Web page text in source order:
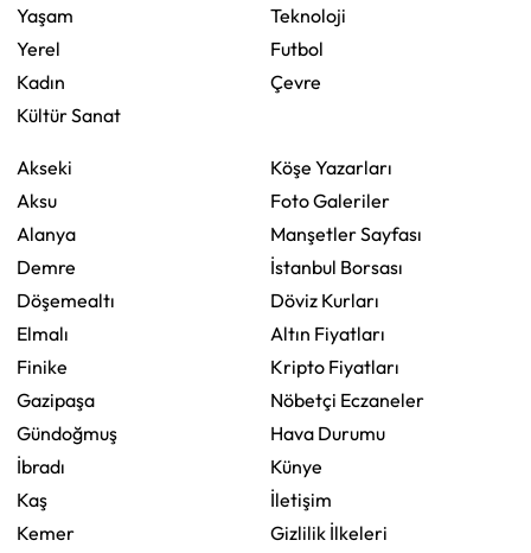
Yaşam
Yerel
Kadın
Kültür Sanat
Teknoloji
Futbol
Çevre
Akseki
Aksu
Alanya
Demre
Döşemealtı
Elmalı
Finike
Gazipaşa
Gündoğmuş
İbradı
Kaş
Kemer
Köşe Yazarları
Foto Galeriler
Manşetler Sayfası
İstanbul Borsası
Döviz Kurları
Altın Fiyatları
Kripto Fiyatları
Nöbetçi Eczaneler
Hava Durumu
Künye
İletişim
Gizlilik İlkeleri